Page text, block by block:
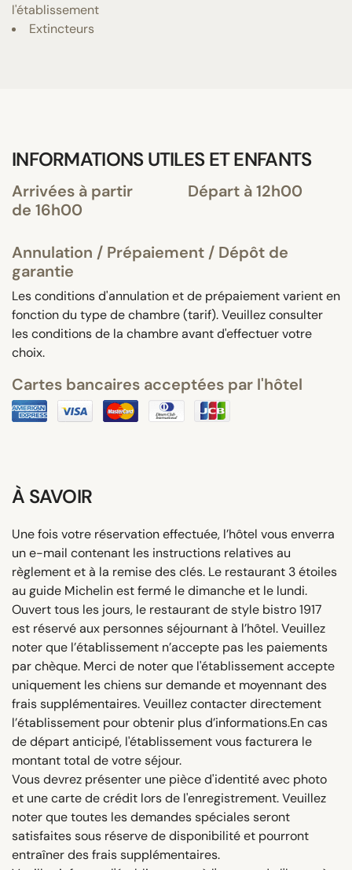
l'établissement
Extincteurs
INFORMATIONS UTILES ET ENFANTS
Arrivées à partir
de 16h00
Départ à 12h00
Annulation / Prépaiement / Dépôt de
garantie
Les conditions d'annulation et de prépaiement varient en
fonction du type de chambre (tarif). Veuillez consulter
les conditions de la chambre avant d'effectuer votre
choix.
Cartes bancaires acceptées par l'hôtel
À SAVOIR
Une fois votre réservation effectuée, l’hôtel vous enverra
un e-mail contenant les instructions relatives au
règlement et à la remise des clés. Le restaurant 3 étoiles
au guide Michelin est fermé le dimanche et le lundi.
Ouvert tous les jours, le restaurant de style bistro 1917
est réservé aux personnes séjournant à l’hôtel. Veuillez
noter que l’établissement n’accepte pas les paiements
par chèque. Merci de noter que l'établissement accepte
uniquement les chiens sur demande et moyennant des
frais supplémentaires. Veuillez contacter directement
l’établissement pour obtenir plus d’informations.En cas
de départ anticipé, l'établissement vous facturera le
montant total de votre séjour.
Vous devrez présenter une pièce d'identité avec photo
et une carte de crédit lors de l'enregistrement. Veuillez
noter que toutes les demandes spéciales seront
satisfaites sous réserve de disponibilité et pourront
entraîner des frais supplémentaires.